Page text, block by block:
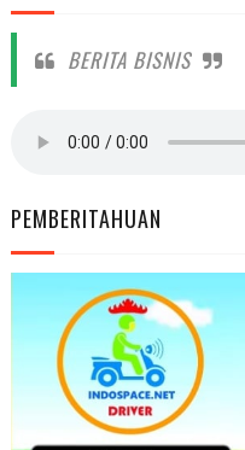
BERITA BISNIS
PEMBERITAHUAN